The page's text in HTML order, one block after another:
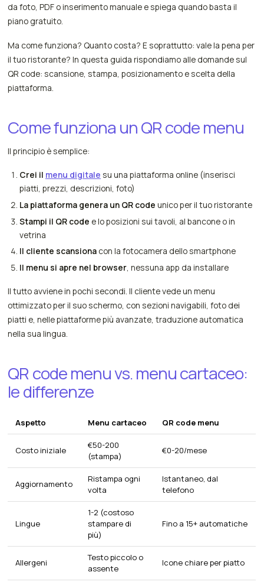
da foto, PDF o inserimento manuale e spiega quando basta il
piano gratuito.
Ma come funziona? Quanto costa? E soprattutto: vale la pena per
il tuo ristorante? In questa guida rispondiamo alle domande sul
QR code: scansione, stampa, posizionamento e scelta della
piattaforma.
Come funziona un QR code menu
Il principio è semplice:
Crei il menu digitale su una piattaforma online (inserisci
piatti, prezzi, descrizioni, foto)
La piattaforma genera un QR code unico per il tuo ristorante
Stampi il QR code e lo posizioni sui tavoli, al bancone o in
vetrina
Il cliente scansionacon la fotocamera dello smartphone
Il menu si apre nel browser, nessuna app da installare
Il tutto avviene in pochi secondi. Il cliente vede un menu
ottimizzato per il suo schermo, con sezioni navigabili, foto dei
piatti e, nelle piattaforme più avanzate, traduzione automatica
nella sua lingua.
QR code menu vs. menu cartaceo:
le differenze
Aspetto Menu cartaceo QR code menu
Costo iniziale
€50-200
(stampa)
€0-20/mese
Aggiornamento
Ristampa ogni
volta
Istantaneo, dal
telefono
Lingue
1-2 (costoso
stampare di
più)
Fino a 15+ automatiche
Allergeni
Testo piccolo o
assente
Icone chiare per piatto